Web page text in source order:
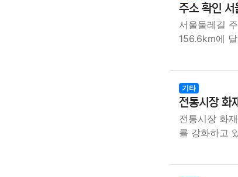
주소 확인 서
서울둘레길
156.6km에
기타
전통시장 화
전통시장 화
를 강화하고